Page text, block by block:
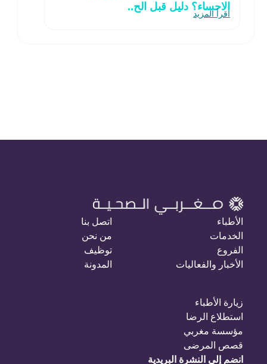
الاحساء؟ دليل قبل الح..
اقرأ المزيد
الأطباء
الخدمات
الفروع
الأخبار والفعاليات
اتصل بنا
من نحن
توظيف
المدونة
زيارة الأطباء
استطلاع الرضا
مؤسسة مغربي
قصص المرضى
انضم إلى النشرة البريدية